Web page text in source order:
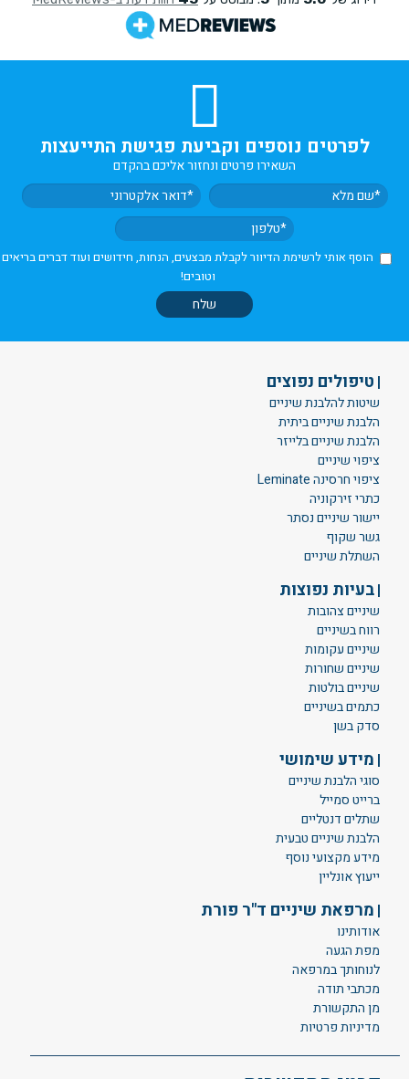
לפרטים נוספים וקביעת פגישת התייעצות
השאירו פרטים ונחזור אליכם בהקדם
הוסף אותי לרשימת הדיוור לקבלת מבצעים, הנחות, חידושים ועוד דברים בריאים
וטובים!
טיפולים נפוצים
שיטות להלבנת שיניים
הלבנת שיניים ביתית
הלבנת שיניים בלייזר
ציפוי שיניים
ציפוי חרסינה Leminate
כתרי זירקוניה
יישור שיניים נסתר
גשר שקוף
השתלת שיניים
בעיות נפוצות
שיניים צהובות
רווח בשיניים
שיניים עקומות
שיניים שחורות
שיניים בולטות
כתמים בשיניים
סדק בשן
מידע שימושי
סוגי הלבנת שיניים
ברייט סמייל
שתלים דנטליים
הלבנת שיניים טבעית
מידע מקצועי נוסף
ייעוץ אונליין
מרפאת שיניים ד"ר פורת
אודותינו
מפת הגעה
לנוחותך במרפאה
מכתבי תודה
מן התקשורת
מדיניות פרטיות